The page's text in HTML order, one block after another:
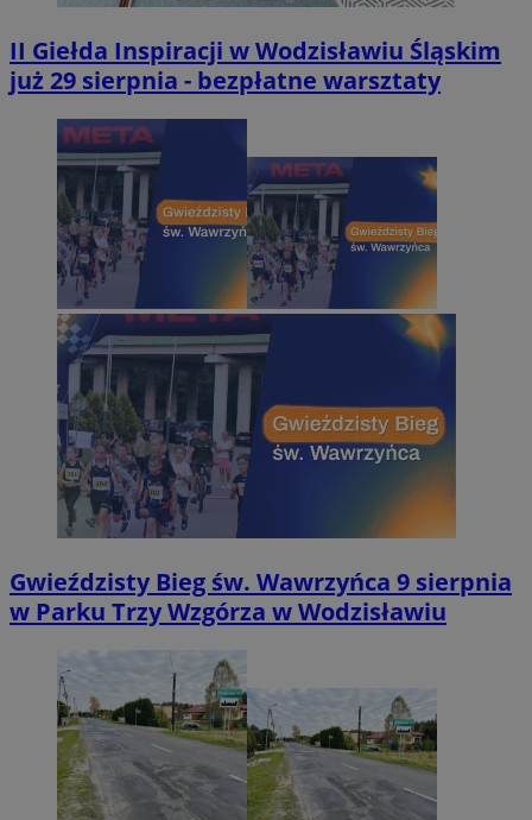
II Giełda Inspiracji w Wodzisławiu Śląskim
już 29 sierpnia - bezpłatne warsztaty
Gwieździsty Bieg św. Wawrzyńca 9 sierpnia
w Parku Trzy Wzgórza w Wodzisławiu